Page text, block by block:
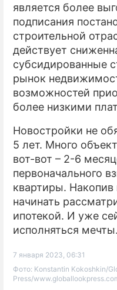
является более
подписания
строительной
действует
субсидированные
рынок
возможностей
более низкими
Новостройки не
5 лет. Много
вот-вот – 2-6
первоначального
квартиры.
начинать
ипотекой. И уже
исполняться мечты.
7 января 2023, 06:31
Фото: Konstantin Kokoshkin/
Press/